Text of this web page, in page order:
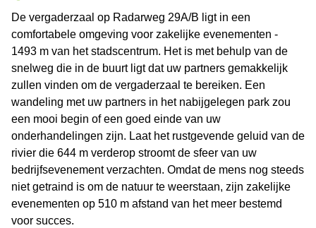
De vergaderzaal op Radarweg 29A/B ligt in een
comfortabele omgeving voor zakelijke evenementen -
1493 m van het stadscentrum. Het is met behulp van de
snelweg die in de buurt ligt dat uw partners gemakkelijk
zullen vinden om de vergaderzaal te bereiken. Een
wandeling met uw partners in het nabijgelegen park zou
een mooi begin of een goed einde van uw
onderhandelingen zijn. Laat het rustgevende geluid van de
rivier die 644 m verderop stroomt de sfeer van uw
bedrijfsevenement verzachten. Omdat de mens nog steeds
niet getraind is om de natuur te weerstaan, zijn zakelijke
evenementen op 510 m afstand van het meer bestemd
voor succes.